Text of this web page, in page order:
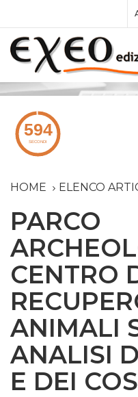
HOME ELENCO
PARCO
CENTRO
ANIMALI
ANALISI
E DEI